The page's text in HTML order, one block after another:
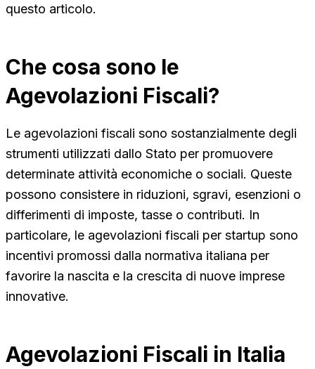
questo articolo.
Che cosa sono le
Agevolazioni Fiscali?
Le agevolazioni fiscali sono sostanzialmente degli
strumenti utilizzati dallo Stato per promuovere
determinate attività economiche o sociali. Queste
possono consistere in riduzioni, sgravi, esenzioni o
differimenti di imposte, tasse o contributi. In
particolare, le agevolazioni fiscali per startup sono
incentivi promossi dalla normativa italiana per
favorire la nascita e la crescita di nuove imprese
innovative.
Agevolazioni Fiscali in Italia